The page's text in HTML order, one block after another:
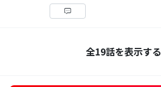
全19話を表示する